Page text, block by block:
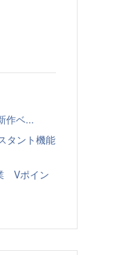
作ベ...
タント機能
Vポイン